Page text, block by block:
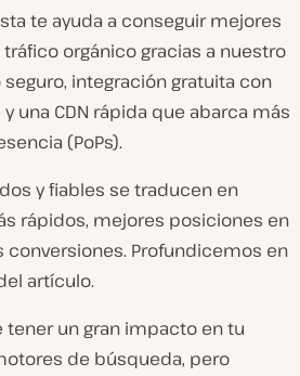
te ayuda a conseguir mejores
tráfico orgánico gracias a nuestro
integración gratuita con
una CDN rápida que abarca más
(PoPs).
y fiables se traducen en
rápidos, mejores posiciones en
conversiones. Profundicemos en
artículo.
tener un gran impacto en tu
de búsqueda, pero